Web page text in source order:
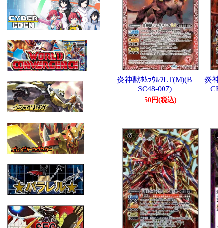
炎神獣ﾎﾑﾗｳﾙﾌLT(M)(B
SC48-007)
50円(税込)
炎